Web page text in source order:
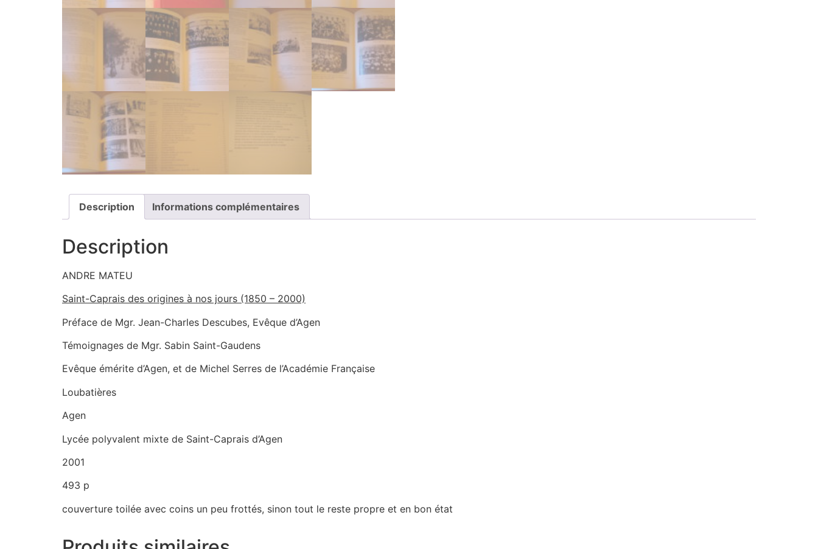
Description Informations complémentaires
Description
ANDRE MATEU
‎Saint-Caprais des origines à nos jours (1850 – 2000)
‎Préface de Mgr. Jean-Charles Descubes, Evêque d’Agen
Témoignages de Mgr. Sabin Saint-Gaudens
Evêque émérite d’Agen, et de Michel Serres de l’Académie Française
Loubatières
Agen
Lycée polyvalent mixte de Saint-Caprais d’Agen
2001
493 p
couverture toilée avec coins un peu frottés, sinon tout le reste propre et en bon état